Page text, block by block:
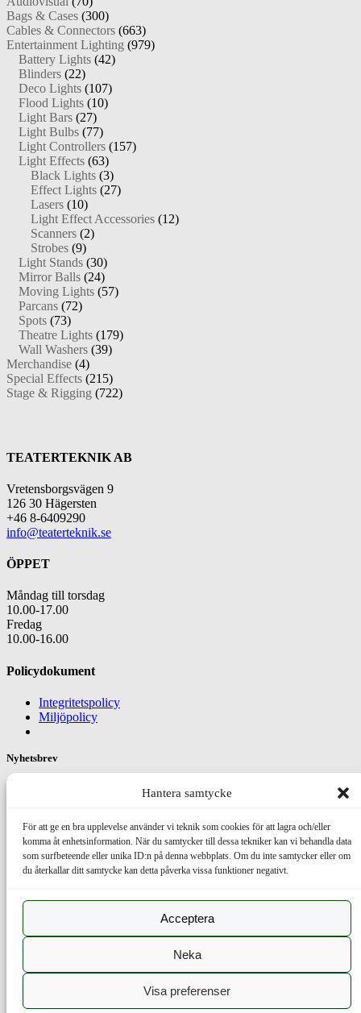
Hantera samtycke
För att ge en bra upplevelse använder vi teknik som cookies för att lagra och/eller
komma åt enhetsinformation. När du samtycker till dessa tekniker kan vi behandla data
som surfbeteende eller unika ID:n på denna webbplats. Om du inte samtycker eller om
du återkallar ditt samtycke kan detta påverka vissa funktioner negativt.
Acceptera
Neka
Visa preferenser
Produktsökning
Bags & Cases (300)
Cables & Connectors (663)
Entertainment Lighting (979)
Battery Lights (42)
Blinders (22)
Deco Lights (107)
Flood Lights (10)
Light Bars (27)
Light Bulbs (77)
Light Controllers (157)
Light Effects (63)
Black Lights (3)
Effect Lights (27)
Lasers (10)
Light Effect Accessories (12)
Scanners (2)
Strobes (9)
Light Stands (30)
Mirror Balls (24)
Moving Lights (57)
Parcans (72)
Spots (73)
Theatre Lights (179)
Wall Washers (39)
Merchandise (4)
Special Effects (215)
Stage & Rigging (722)
TEATERTEKNIK AB
Vretensborgsvägen 9
126 30 Hägersten
+46 8-6409290
info@teaterteknik.se
ÖPPET
Måndag till torsdag
10.00-17.00
Fredag
10.00-16.00
Policydokument
Integritetspolicy
Miljöpolicy
Nyhetsbrev
Prenumerera på vårt nyhetsbrev
E-post
Facebook
TEATERTEKNIK AB -Tekniskt stöd för konstnärlig verksamhet